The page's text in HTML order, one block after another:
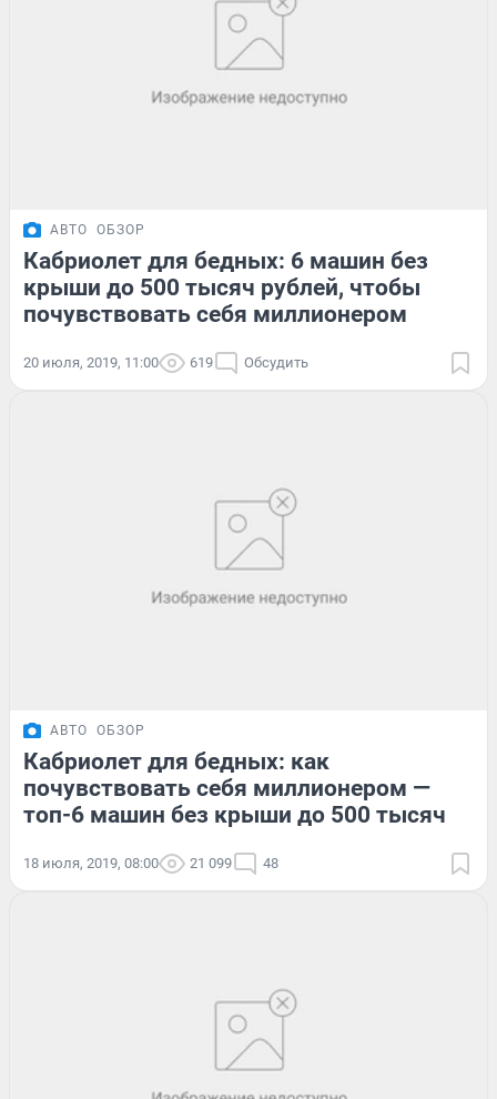
АВТО ОБЗОР
Кабриолет для бедных: 6 машин без
крыши до 500 тысяч рублей, чтобы
почувствовать себя миллионером
20 июля, 2019, 11:00 619 Обсудить
АВТО ОБЗОР
Кабриолет для бедных: как
почувствовать себя миллионером —
топ-6 машин без крыши до 500 тысяч
18 июля, 2019, 08:00 21 099 48